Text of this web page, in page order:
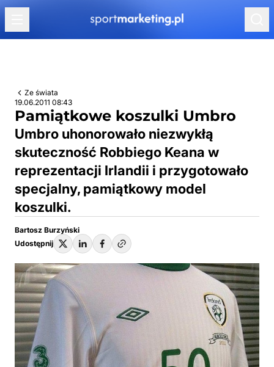
Przejdź do treści
Ze świata
19.06.2011 08:43
Pamiątkowe koszulki Umbro
Umbro uhonorowało niezwykłą
skuteczność Robbiego Keana w
reprezentacji Irlandii i przygotowało
specjalny, pamiątkowy model
koszulki.
Bartosz Burzyński
Udostępnij